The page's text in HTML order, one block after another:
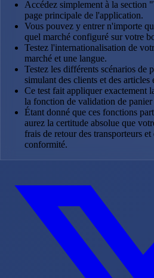
Accédez simplement à la section
page principale de l'application.
Vous pouvez y entrer n'importe
quel marché configuré sur votre
Testez l'internationalisation de
marché et une langue.
Testez les différents scénarios de
simulant des clients et des articles
Ce test fait appliquer exactement
la fonction de validation de
Étant donné que ces fonctions
aurez la certitude absolue que
frais de retour des transporteurs
conformité.